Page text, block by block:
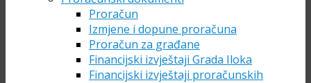
Proračun
Izmjene i dopune proračuna
Proračun za građane
Financijski izvještaji Grada Iloka
Financijski izvještaji proračunskih